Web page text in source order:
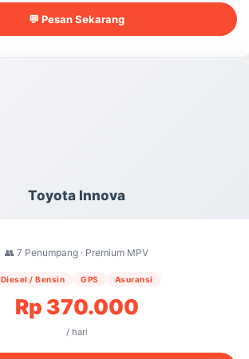
💬 Pesan Sekarang
Toyota Innova
👥 7 Penumpang · Premium MPV
Diesel / Bensin GPS Asuransi
Rp 370.000
/ hari